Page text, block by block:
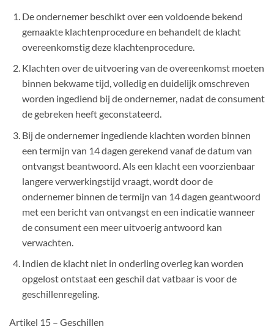
De ondernemer beschikt over een voldoende bekend
gemaakte klachtenprocedure en behandelt de klacht
overeenkomstig deze klachtenprocedure.
Klachten over de uitvoering van de overeenkomst moeten
binnen bekwame tijd, volledig en duidelijk omschreven
worden ingediend bij de ondernemer, nadat de consument
de gebreken heeft geconstateerd.
Bij de ondernemer ingediende klachten worden binnen
een termijn van 14 dagen gerekend vanaf de datum van
ontvangst beantwoord. Als een klacht een voorzienbaar
langere verwerkingstijd vraagt, wordt door de
ondernemer binnen de termijn van 14 dagen geantwoord
met een bericht van ontvangst en een indicatie wanneer
de consument een meer uitvoerig antwoord kan
verwachten.
Indien de klacht niet in onderling overleg kan worden
opgelost ontstaat een geschil dat vatbaar is voor de
geschillenregeling.
Artikel 15 – Geschillen